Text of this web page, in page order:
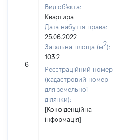
6
Вид об'єкта:
Квартира
Дата набуття права:
25.06.2022
Загальна площа (м2):
103.2
Реєстраційний номер
(кадастровий номер
для земельної
ділянки):
[Конфіденційна
інформація]